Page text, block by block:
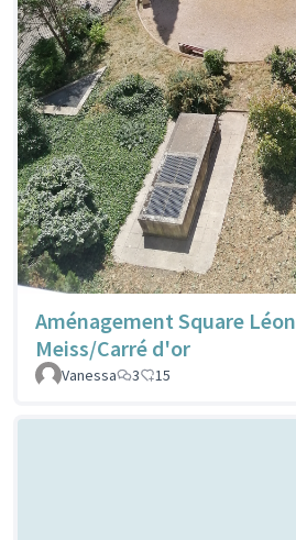
Aménagement Square Léon
Meiss/Carré d'or
Vanessa
3 15